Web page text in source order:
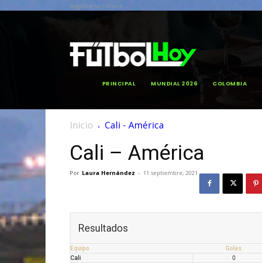
Registrarse / Unirse
PRINCIPAL MUNDIAL 2026 COLOMBIA
Inicio Cali - América
Cali – América
Por Laura Hernández - 11 septiembre, 2021
Resultados
Equipo Goles
Cali
0